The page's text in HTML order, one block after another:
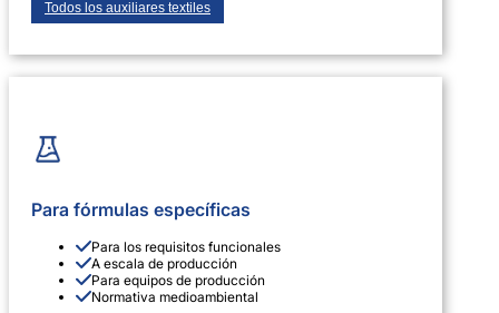
Todos los auxiliares textiles
Para fórmulas específicas
Para los requisitos funcionales
A escala de producción
Para equipos de producción
Normativa medioambiental